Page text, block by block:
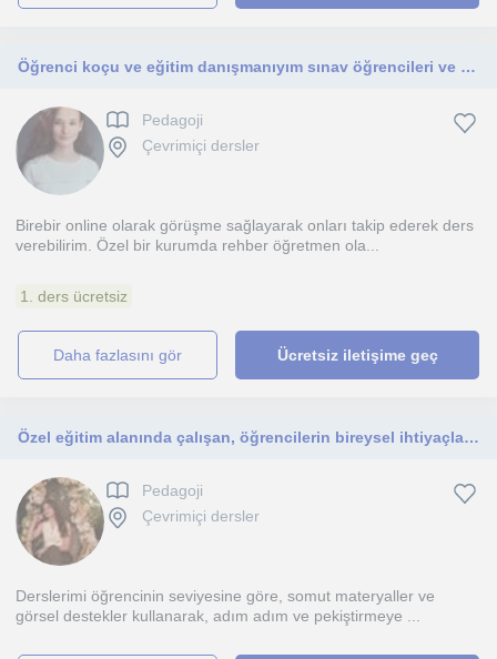
Öğrenci koçu ve eğitim danışmanıyım sınav öğrencileri ve diğer öğrencilere bu konuda yardımcı olurum.
Pedagoji
Çevrimiçi dersler
Birebir online olarak görüşme sağlayarak onları takip ederek ders
verebilirim. Özel bir kurumda rehber öğretmen ola...
1. ders ücretsiz
daha fazlasını gör Ücretsiz iletişime geç
Özel eğitim alanında çalışan, öğrencilerin bireysel ihtiyaçlarına uygun öğretim yöntemleri kullanan bir eğitimciyim
Pedagoji
Çevrimiçi dersler
Derslerimi öğrencinin seviyesine göre, somut materyaller ve
görsel destekler kullanarak, adım adım ve pekiştirmeye ...